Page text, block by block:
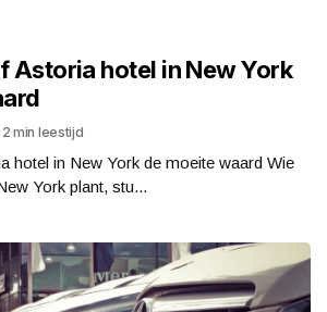
Astoria hotel in New York
2 min leestijd
hotel in New York de moeite waard Wie
York plant, stu...